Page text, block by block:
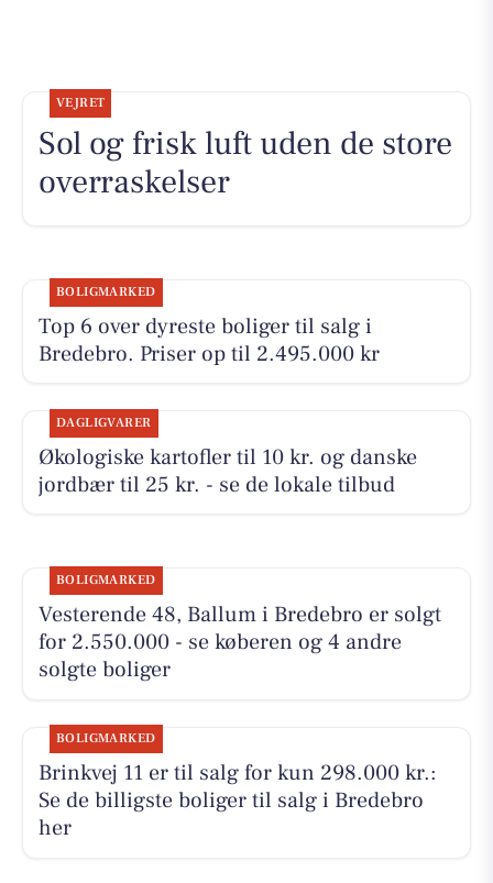
VEJRET
Sol og frisk luft uden de store
overraskelser
BOLIGMARKED
Top 6 over dyreste boliger til salg i
Bredebro. Priser op til 2.495.000 kr
DAGLIGVARER
Økologiske kartofler til 10 kr. og danske
jordbær til 25 kr. - se de lokale tilbud
BOLIGMARKED
Vesterende 48, Ballum i Bredebro er solgt
for 2.550.000 - se køberen og 4 andre
solgte boliger
BOLIGMARKED
Brinkvej 11 er til salg for kun 298.000 kr.:
Se de billigste boliger til salg i Bredebro
her